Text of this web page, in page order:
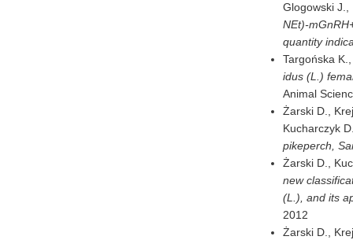
Glogowski J.,
NEt)-
quantity
Targońska
idus (L.)
Animal
Żarski D.,
Kucharczyk
pikeperch,
Żarski D.,
new
(L.), and its
2012
Żarski D.,